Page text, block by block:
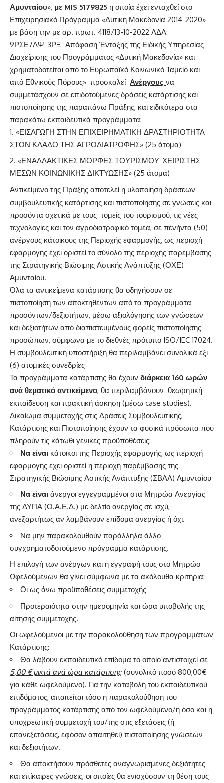
Αμυνταίου», με MIS 5179825 η οποία έχει ενταχθεί στο
Επιχειρησιακό Πρόγραμμα «Δυτική Μακεδονία 2014-2020»
με βάση την με αρ. πρωτ. 4118/13-10-2022 ΑΔΑ:
9ΡΣΕ7ΛΨ-3ΡΞ Απόφαση Ένταξης της Ειδικής Υπηρεσίας
Διαχείρισης του Προγράμματος «Δυτική Μακεδονία» και
χρηματοδοτείται από το Ευρωπαϊκό Κοινωνικό Ταμείο και
από Εθνικούς Πόρους» προσκαλεί Ανέργους να
συμμετάσχουν σε επιδοτούμενες δράσεις κατάρτισης και
πιστοποίησης της παραπάνω Πράξης, και ειδικότερα στα
παρακάτω εκπαιδευτικά προγράμματα:
«ΕΙΣΑΓΩΓΗ ΣΤΗΝ ΕΠΙΧΕΙΡΗΜΑΤΙΚΗ ΔΡΑΣΤΗΡΙΟΤΗΤΑ
ΣΤΟΝ ΚΛΑΔΟ ΤΗΣ ΑΓΡΟΔΙΑΤΡΟΦΗΣ» (25 άτομα)
«ΕΝΑΛΛΑΚΤΙΚΕΣ ΜΟΡΦΕΣ ΤΟΥΡΙΣΜΟΥ-ΧΕΙΡΙΣΤΗΣ
ΜΕΣΩΝ ΚΟΙΝΩΝΙΚΗΣ ΔΙΚΤΥΩΣΗΣ» (25 άτομα)
Αντικείμενο της Πράξης αποτελεί η υλοποίηση δράσεων
συμβουλευτικής κατάρτισης και πιστοποίησης σε γνώσεις και
προσόντα σχετικά με τους τομείς του τουρισμού, τις νέες
τεχνολογίες και τον αγροδιατροφικό τομέα, σε πενήντα (50)
ανέργους κάτοικους της Περιοχής εφαρμογής, ως περιοχή
εφαρμογής έχει οριστεί το σύνολο της περιοχής παρέμβασης
της Στρατηγικής Βιώσιμης Αστικής Ανάπτυξης (ΟΧΕ)
Αμυνταίου.
Όλα τα αντικείμενα κατάρτισης θα οδηγήσουν σε
πιστοποίηση των αποκτηθέντων από τα προγράμματα
προσόντων/δεξιοτήτων, μέσω αξιολόγησης των γνώσεων
και δεξιοτήτων από διαπιστευμένους φορείς πιστοποίησης
προσώπων, σύμφωνα με το διεθνές πρότυπο ISO/IEC 17024.
Η συμβουλευτική υποστήριξη θα περιλαμβάνει συνολικά έξι
(6) ατομικές συνεδρίες
Τα προγράμματα κατάρτισης θα έχουν διάρκεια 160 ωρών
ανά θεματικό αντικείμενο, θα περιλαμβάνουν θεωρητική
εκπαίδευση και πρακτική άσκηση (μέσω case studies).
Δικαίωμα συμμετοχής στις Δράσεις Συμβουλευτικής,
Κατάρτισης και Πιστοποίησης έχουν τα φυσικά πρόσωπα που
πληρούν τις κάτωθι γενικές προϋποθέσεις:
Να είναι κάτοικοι της Περιοχής εφαρμογής, ως περιοχή
εφαρμογής έχει οριστεί η περιοχή παρέμβασης της
Στρατηγικής Βιώσιμης Αστικής Ανάπτυξης (ΣΒΑΑ) Αμυνταίου
Να είναι άνεργοι εγγεγραμμένοι στα Μητρώα Ανεργίας
της ΔΥΠΑ (Ο.Α.Ε.Δ.) με δελτίο ανεργίας σε ισχύ,
ανεξαρτήτως αν λαμβάνουν επίδομα ανεργίας ή όχι.
Να μην παρακολουθούν παράλληλα άλλο
συγχρηματοδοτούμενο πρόγραμμα κατάρτισης.
Η επιλογή των ανέργων και η εγγραφή τους στο Μητρώο
Ωφελούμενων θα γίνει σύμφωνα με τα ακόλουθα κριτήρια:
Οι ως άνω προϋποθέσεις συμμετοχής
Προτεραιότητα στην ημερομηνία και ώρα υποβολής της
αίτησης συμμετοχής.
Οι ωφελούμενοι με την παρακολούθηση των προγραμμάτων
Κατάρτισης:
Θα λάβουν εκπαιδευτικό επίδομα το οποίο αντιστοιχεί σε
5,00 € μικτά ανά ώρα κατάρτισης (συνολικό ποσό 800,00€
για κάθε ωφελούμενο). Για την καταβολή του εκπαιδευτικού
επιδόματος, απαιτείται τόσο η παρακολούθηση του
προγράμματος κατάρτισης από τον ωφελούμενο/η όσο και η
υποχρεωτική συμμετοχή του/της στις εξετάσεις (ή
επανεξετάσεις, εφόσον απαιτηθεί) πιστοποίησης γνώσεων
και δεξιοτήτων.
Θα αποκτήσουν πρόσθετες αναγνωρισμένες δεξιότητες
και επίκαιρες γνώσεις, οι οποίες θα ενισχύσουν τη θέση τους